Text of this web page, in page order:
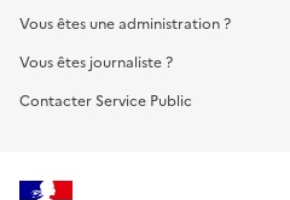
Vous êtes une administration ?
Vous êtes journaliste ?
Contacter Service Public